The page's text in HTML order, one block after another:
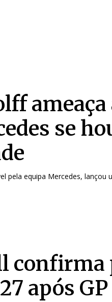
se
pela equipa Mercedes, lançou
confirma
após